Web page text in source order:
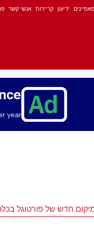
מאפיינים ידיעון קריירות אנשי קשר
year.